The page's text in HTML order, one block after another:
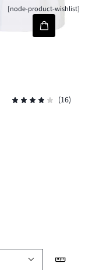
[node-product-wishlist]
(16)